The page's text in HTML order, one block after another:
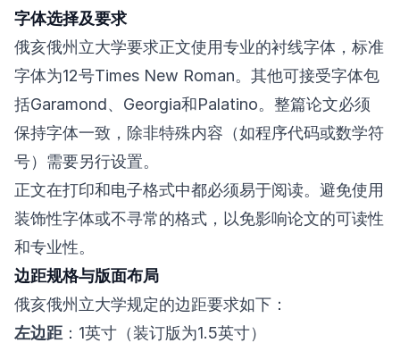
字体选择及要求
俄亥俄州立大学要求正文使用专业的衬线字体，标准
字体为12号Times New Roman。其他可接受字体包
括Garamond、Georgia和Palatino。整篇论文必须
保持字体一致，除非特殊内容（如程序代码或数学符
号）需要另行设置。
正文在打印和电子格式中都必须易于阅读。避免使用
装饰性字体或不寻常的格式，以免影响论文的可读性
和专业性。
边距规格与版面布局
俄亥俄州立大学规定的边距要求如下：
左边距 ：1英寸（装订版为1.5英寸）